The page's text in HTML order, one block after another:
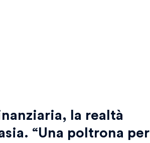
la realtà
“Una poltrona per